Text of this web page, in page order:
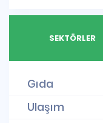
SEKTÖRLER
Gıda
Ulaşım